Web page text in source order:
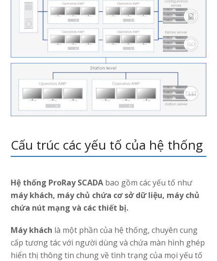
Cấu trúc các yếu tố của hệ thống
Hệ thống ProRay SCADA bao gồm các yếu tố như
máy khách, máy chủ chứa cơ sở dữ liệu, máy chủ
chứa nút mạng và các thiết bị.
Máy khách là một phần của hệ thống, chuyên cung
cấp tương tác với người dùng và chứa màn hình ghép
hiển thị thông tin chung về tình trạng của mọi yếu tố